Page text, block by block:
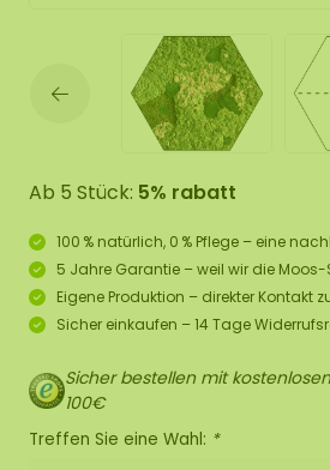
Ab 5 Stück: 5% rabatt
100 % natürlich, 0 % Pflege – eine
5 Jahre Garantie – weil wir die
Eigene Produktion – direkter Kontakt
Sicher einkaufen – 14 Tage
Sicher bestellen mit
100€
Treffen Sie eine Wahl: *